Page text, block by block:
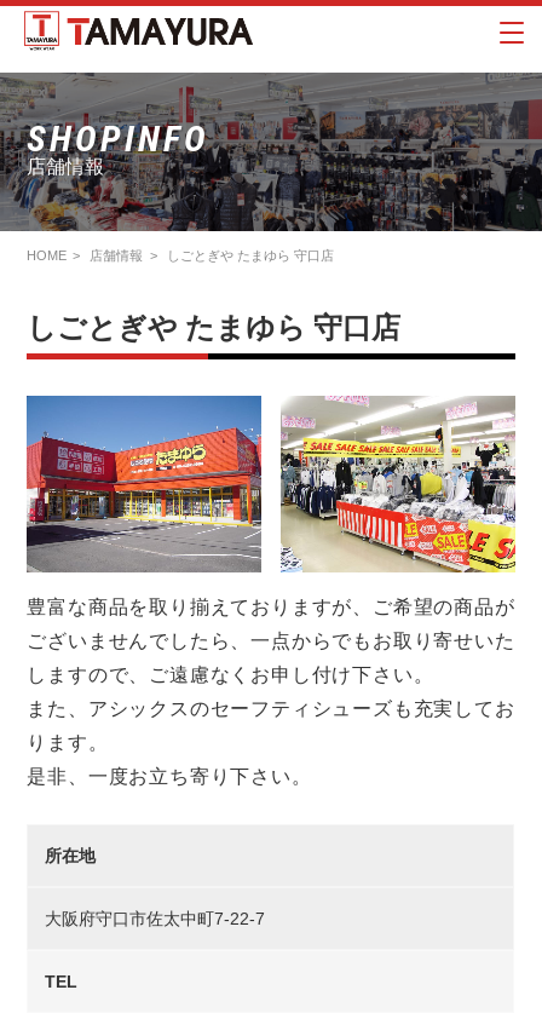
SHOPINFO
店舗情報
HOME 店舗情報 しごとぎや たまゆら 守口店
しごとぎや たまゆら 守口店
豊富な商品を取り揃えておりますが、ご希望の商品が
ございませんでしたら、一点からでもお取り寄せいた
しますので、ご遠慮なくお申し付け下さい。
また、アシックスのセーフティシューズも充実してお
ります。
是非、一度お立ち寄り下さい。
所在地
大阪府守口市佐太中町7-22-7
TEL